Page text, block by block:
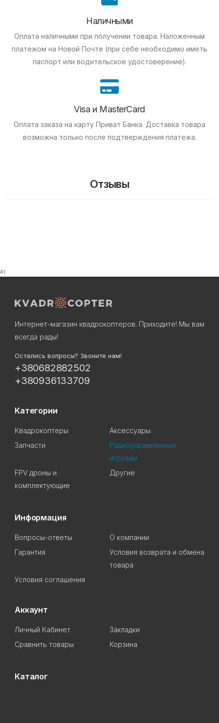
Наличными
Оплата наличными при получении товара. Наложенным
платежом на Новой Почте (при себе необходимо иметь
паспорт или водительское удостоверение).
Visa и MasterCard
Оплата заказа на карту Приват Банка. Доставка товара
возможна только после подтверждения платежа.
Отзывы
#}
Интернет-магазин квадрокоптеров. Приходите! Мы вам
всегда рады!
Остались вопросы? Звоните нам!
+380682882502
+380936133709
Категории
Квадрокоптеры
Аксессуары
Запчасти
Радиоуправляемые
игрушки
FPV дроны и
комплектующие
Другие
Информация
Вопросы-ответы
О компании
Гарантия
Условия возврата и обмена
товара
Условия соглашения
Аккаунт
Личный Кабинет
Закладки
Сравнить товары
Корзина
Каталог